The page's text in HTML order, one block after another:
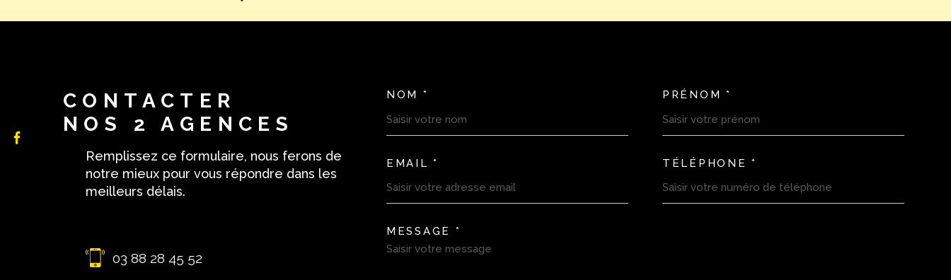
CONTACTER
NOS 2 AGENCES
Remplissez ce formulaire, nous ferons de
notre mieux pour vous répondre dans les
meilleurs délais.
03 88 28 45 52
TRAD_MELTEM_VOSCOORDONNEES
NOM * PRÉNOM *
EMAIL * TÉLÉPHONE *
TRAD_MELTEM_VOREDEMANDE
MESSAGE *